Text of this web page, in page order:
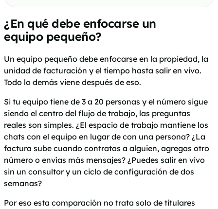
¿En qué debe enfocarse un
equipo pequeño?
Un equipo pequeño debe enfocarse en la propiedad, la
unidad de facturación y el tiempo hasta salir en vivo.
Todo lo demás viene después de eso.
Si tu equipo tiene de 3 a 20 personas y el número sigue
siendo el centro del flujo de trabajo, las preguntas
reales son simples. ¿El espacio de trabajo mantiene los
chats con el equipo en lugar de con una persona? ¿La
factura sube cuando contratas a alguien, agregas otro
número o envías más mensajes? ¿Puedes salir en vivo
sin un consultor y un ciclo de configuración de dos
semanas?
Por eso esta comparación no trata solo de titulares